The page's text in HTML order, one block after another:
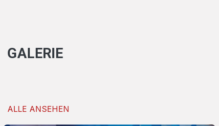
GALERIE​
ALLE ANSEHEN